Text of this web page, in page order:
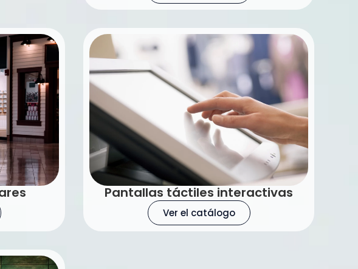
Pantallas táctiles interactivas
Ver el catálogo